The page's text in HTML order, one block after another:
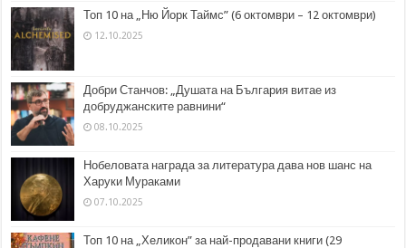
Топ 10 на „Ню Йорк Таймс” (6 октомври – 12 октомври)
12.10.2025
Добри Станчов: „Душата на България витае из
добруджанските равнини“
08.10.2025
Нобеловата награда за литература дава нов шанс на
Харуки Мураками
07.10.2025
Топ 10 на „Хеликон” за най-продавани книги (29